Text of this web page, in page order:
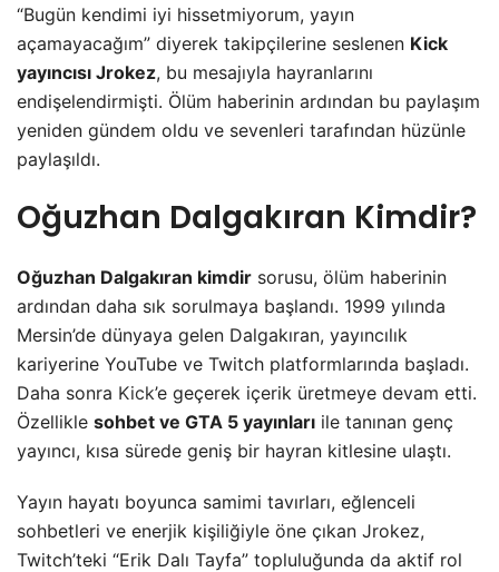
“Bugün kendimi iyi hissetmiyorum, yayın
açamayacağım” diyerek takipçilerine seslenen Kick
yayıncısı Jrokez, bu mesajıyla hayranlarını
endişelendirmişti. Ölüm haberinin ardından bu paylaşım
yeniden gündem oldu ve sevenleri tarafından hüzünle
paylaşıldı.
Oğuzhan Dalgakıran Kimdir?
Oğuzhan Dalgakıran kimdir sorusu, ölüm haberinin
ardından daha sık sorulmaya başlandı. 1999 yılında
Mersin’de dünyaya gelen Dalgakıran, yayıncılık
kariyerine YouTube ve Twitch platformlarında başladı.
Daha sonra Kick’e geçerek içerik üretmeye devam etti.
Özellikle sohbet ve GTA 5 yayınları ile tanınan genç
yayıncı, kısa sürede geniş bir hayran kitlesine ulaştı.
Yayın hayatı boyunca samimi tavırları, eğlenceli
sohbetleri ve enerjik kişiliğiyle öne çıkan Jrokez,
Twitch’teki “Erik Dalı Tayfa” topluluğunda da aktif rol